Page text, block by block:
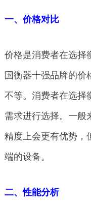
一、价格对比
价格是消费者在选择
国衡器十强品牌的价
不等。消费者在选择
需求进行选择。一般
精度上会更有优势，
端的设备。
二、性能分析